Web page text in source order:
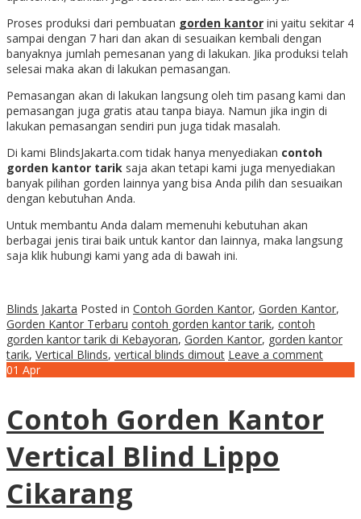
Proses produksi dari pembuatan gorden kantor ini yaitu sekitar 4
sampai dengan 7 hari dan akan di sesuaikan kembali dengan
banyaknya jumlah pemesanan yang di lakukan. Jika produksi telah
selesai maka akan di lakukan pemasangan.
Pemasangan akan di lakukan langsung oleh tim pasang kami dan
pemasangan juga gratis atau tanpa biaya. Namun jika ingin di
lakukan pemasangan sendiri pun juga tidak masalah.
Di kami BlindsJakarta.com tidak hanya menyediakan contoh
gorden kantor tarik saja akan tetapi kami juga menyediakan
banyak pilihan gorden lainnya yang bisa Anda pilih dan sesuaikan
dengan kebutuhan Anda.
Untuk membantu Anda dalam memenuhi kebutuhan akan
berbagai jenis tirai baik untuk kantor dan lainnya, maka langsung
saja klik hubungi kami yang ada di bawah ini.
Blinds Jakarta Posted in Contoh Gorden Kantor, Gorden Kantor,
Gorden Kantor Terbaru contoh gorden kantor tarik, contoh
gorden kantor tarik di Kebayoran, Gorden Kantor, gorden kantor
tarik, Vertical Blinds, vertical blinds dimout Leave a comment
01 Apr
Contoh Gorden Kantor
Vertical Blind Lippo
Cikarang